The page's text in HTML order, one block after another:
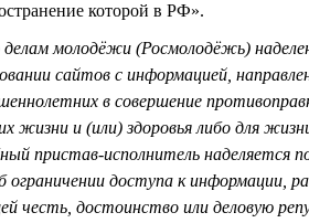
которой в РФ».
молодёжи (Росмолодёжь)
сайтов с информацией,
в совершение
жизни и (или) здоровья либо для
пристав-исполнитель наделяется
ограничении доступа к информации,
честь, достоинство или деловую